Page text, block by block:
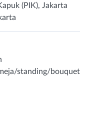
(PIK), Jakarta
standing/bouquet